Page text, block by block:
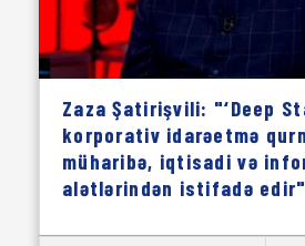
Zaza Şatirişvili: "‘Deep
korporativ idarəetmə
müharibə, iqtisadi və
alətlərindən istifadə edir"